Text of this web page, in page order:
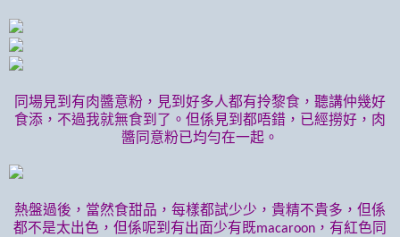
同場見到有肉醬意粉，見到好多人都有拎黎食，聽講仲幾好
食添，不過我就無食到了。但係見到都唔錯，已經撈好，肉
醬同意粉已均勻在一起。
熱盤過後，當然食甜品，每樣都試少少，貴精不貴多，但係
都不是太出色，但係呢到有出面少有既macaroon ，有紅色同